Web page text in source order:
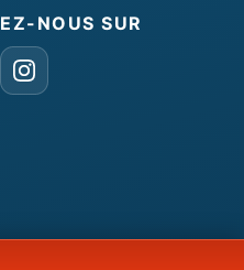
NOUS SUR
Instagram